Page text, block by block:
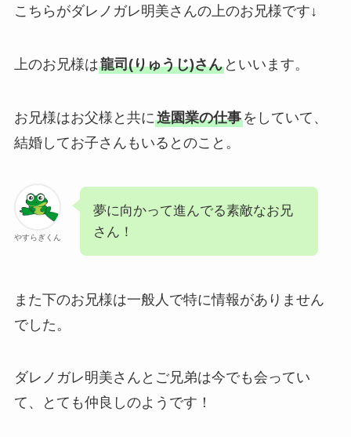
こちらがダレノガレ明美さんの上のお兄様です↓
上のお兄様は龍司(りゅうじ)さんといいます。
お兄様はお父様と共に造園業の仕事をしていて、
結婚してお子さんもいるとのこと。
やすらぎくん
夢に向かって進んでる素敵なお兄
さん！
また下のお兄様は一般人で特に情報がありません
でした。
ダレノガレ明美さんとご兄弟は今でも会ってい
て、とても仲良しのようです！